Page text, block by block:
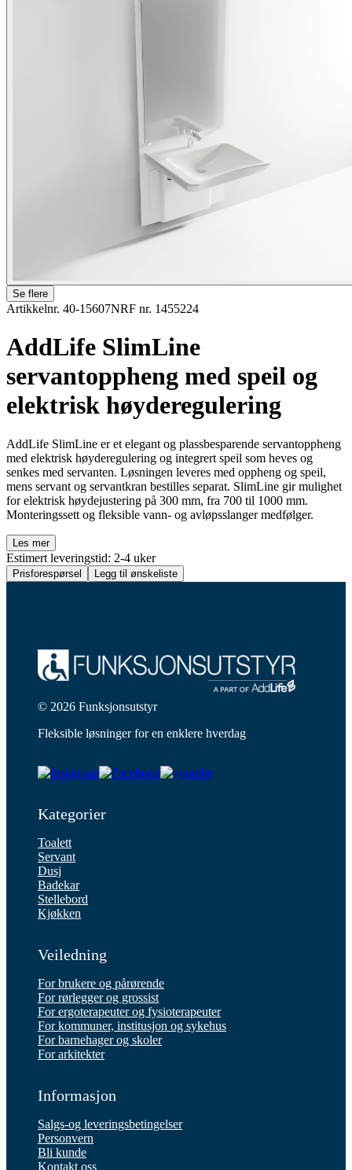
Se flere
Artikkelnr. 40-15607NRF nr. 1455224
AddLife SlimLine
servantoppheng med speil og
elektrisk høyderegulering
AddLife SlimLine er et elegant og plassbesparende servantoppheng
med elektrisk høyderegulering og integrert speil som heves og
senkes med servanten. Løsningen leveres med oppheng og speil,
mens servant og servantkran bestilles separat. SlimLine gir mulighet
for elektrisk høydejustering på 300 mm, fra 700 til 1000 mm.
Monteringssett og fleksible vann- og avløpsslanger medfølger.
Les mer
Estimert leveringstid: 2-4 uker
Prisforespørsel Legg til ønskeliste
© 2026 Funksjonsutstyr
Fleksible løsninger for en enklere hverdag
Kategorier
Toalett
Servant
Dusj
Badekar
Stellebord
Kjøkken
Veiledning
For brukere og pårørende
For rørlegger og grossist
For ergoterapeuter og fysioterapeuter
For kommuner, institusjon og sykehus
For barnehager og skoler
For arkitekter
Informasjon
Salgs-og leveringsbetingelser
Personvern
Bli kunde
Kontakt oss